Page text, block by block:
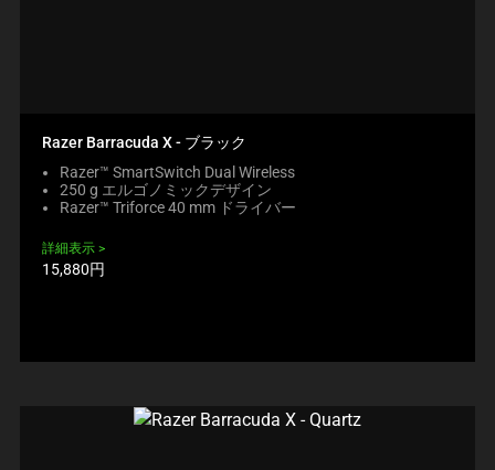
Razer Barracuda X - ブラック
Razer™ SmartSwitch Dual Wireless
250 g エルゴノミックデザイン
Razer™ Triforce 40 mm ドライバー
詳細表示
製
15,880円